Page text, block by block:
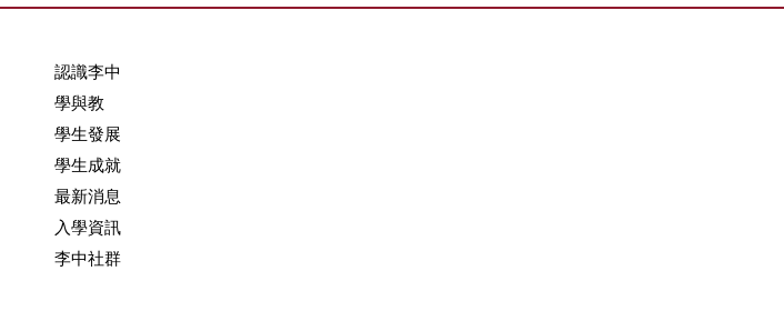
認識李中
學與教
學生發展
學生成就
最新消息
入學資訊
李中社群